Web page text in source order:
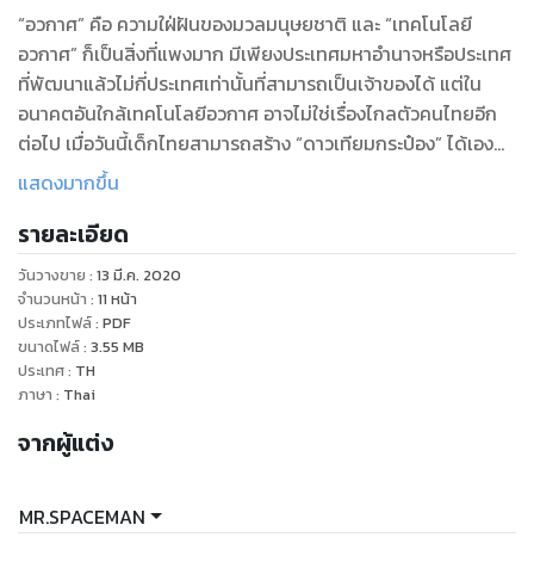
“อวกาศ” คือ ความใฝ่ฝันของมวลมนุษยชาติ และ “เทคโนโลยี
อวกาศ” ก็เป็นสิ่งที่แพงมาก มีเพียงประเทศมหาอำนาจหรือประเทศ
ที่พัฒนาแล้วไม่กี่ประเทศเท่านั้นที่สามารถเป็นเจ้าของได้ แต่ใน
อนาคตอันใกล้เทคโนโลยีอวกาศ อาจไม่ใช่เรื่องไกลตัวคนไทยอีก
ต่อไป เมื่อวันนี้เด็กไทยสามารถสร้าง “ดาวเทียมกระป๋อง” ได้เอง
แล้ว
แคนแซท (CanSat) หรือ “ดาวเทียมขนาดเล็กเท่ากระป๋องเครื่อง
ดื่ม” เป็นอุปกรณ์ที่ใช้จำลองการทำงานของดาวเทียมจริง โดยมีจุด
ประสงค์เพื่อใช้ในการเรียนรู้เกี่ยวกับเทคโนโลยีทางด้านอวกาศ มี
ขนาดเล็กประมาณกระป๋องน้ำอัดลม และไม่ได้ถูกปล่อยเข้าสู่วง
โคจรในอวกาศจริง แต่แคนแซทจะถูกปล่อยลงมาจากความสูง
ประมาณ 100 – 4,000 เมตร จากพาหนะต่างๆ เช่น อากาศยาน
ลงมา จะมีการปฏิบัติภารกิจทางวิทยาศาสตร์ที่กำหนดไว้ เช่น
แสดงมากขึ้น
รายละเอียด
วันวางขาย : 13 มี.ค. 2020
จำนวนหน้า : 11 หน้า
ประเภทไฟล์: PDF
ขนาดไฟล์: 3.55 MB
ประเทศ: TH
ภาษา : Thai
จากผู้แต่ง
MR.SPACEMAN